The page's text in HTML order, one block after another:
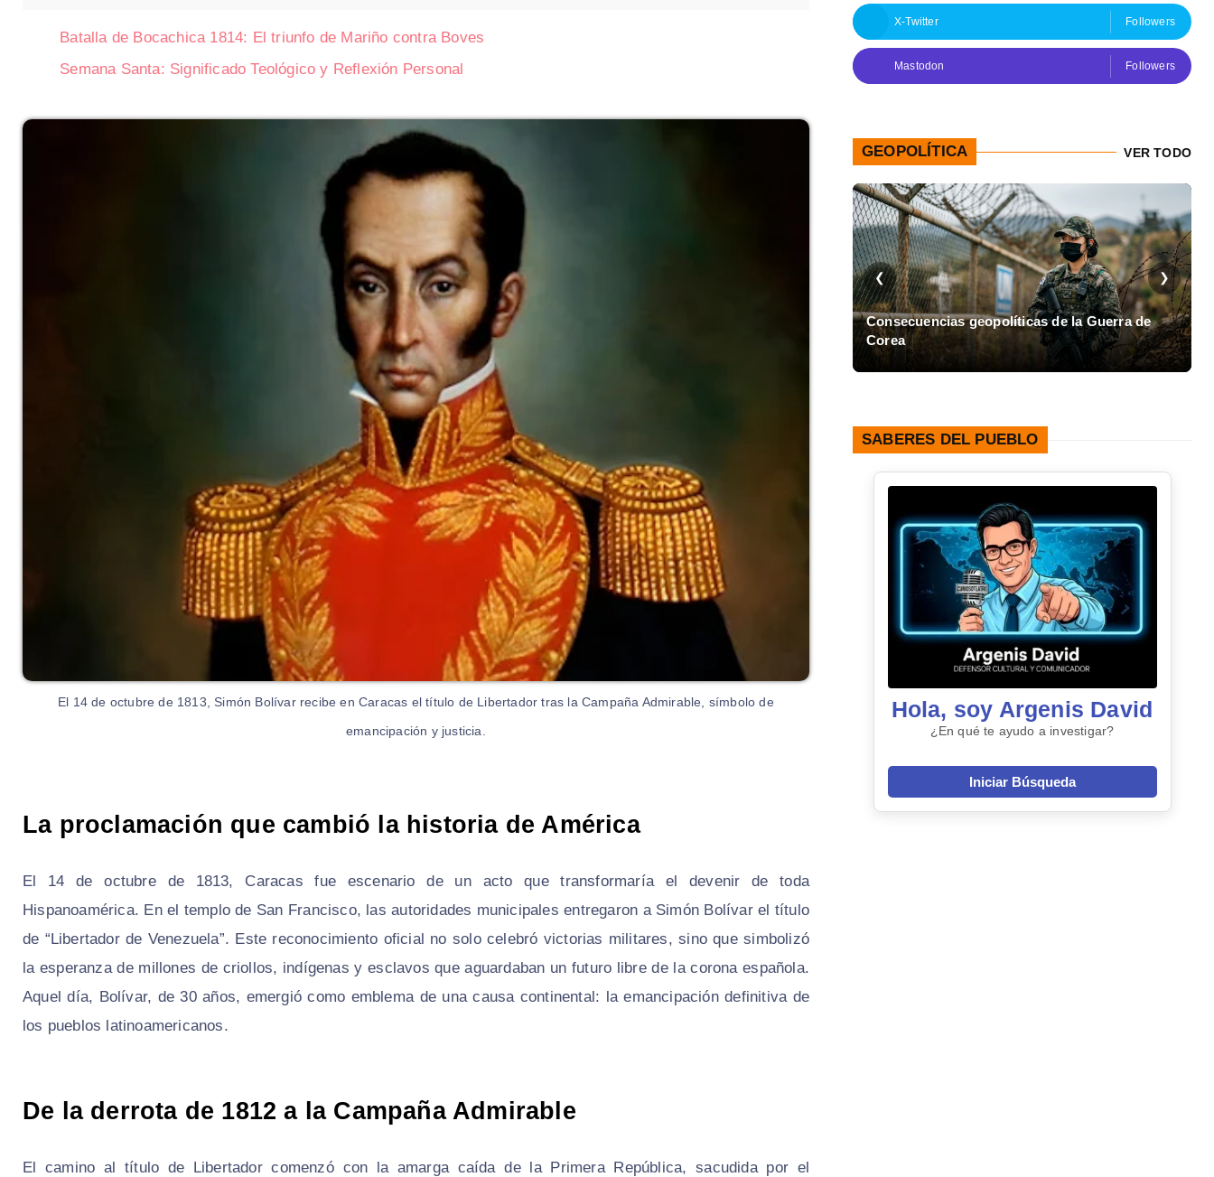
Batalla de Bocachica 1814: El triunfo de Mariño contra Boves
Semana Santa: Significado Teológico y Reflexión Personal
El 14 de octubre de 1813, Simón Bolívar recibe en Caracas el título de Libertador tras la Campaña Admirable, símbolo de
emancipación y justicia.
La proclamación que cambió la historia de América
El 14 de octubre de 1813, Caracas fue escenario de un acto que transformaría el devenir de toda
Hispanoamérica. En el templo de San Francisco, las autoridades municipales entregaron a Simón Bolívar el título
de “Libertador de Venezuela”. Este reconocimiento oficial no solo celebró victorias militares, sino que simbolizó
la esperanza de millones de criollos, indígenas y esclavos que aguardaban un futuro libre de la corona española.
Aquel día, Bolívar, de 30 años, emergió como emblema de una causa continental: la emancipación definitiva de
los pueblos latinoamericanos.
De la derrota de 1812 a la Campaña Admirable
El camino al título de Libertador comenzó con la amarga caída de la Primera República, sacudida por el
X-Twitter Followers
Mastodon Followers
GEOPOLÍTICA VER TODO
❮
Consecuencias geopolíticas de la Guerra de
Corea
❯
SABERES DEL PUEBLO
Hola, soy Argenis David
¿En qué te ayudo a investigar?
Iniciar Búsqueda